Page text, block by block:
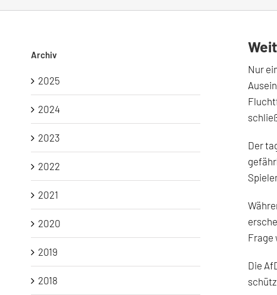
Nur
Der
Frage
Die
Archiv
2025
2024
2023
2022
2021
2020
2019
2018